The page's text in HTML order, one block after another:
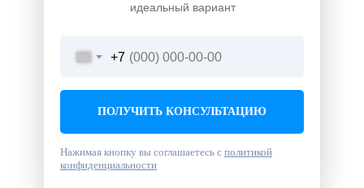
идеальный вариант
+7
ПОЛУЧИТЬ КОНСУЛЬТАЦИЮ
Нажимая кнопку вы соглашаетесь с политикой
конфиденциальности